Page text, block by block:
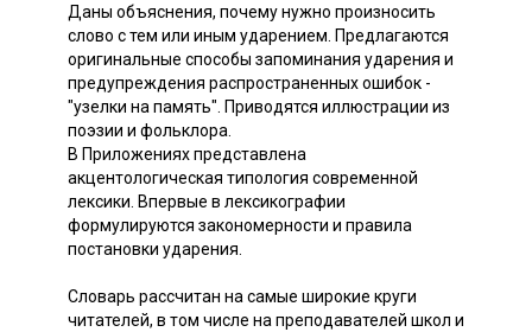
Даны объяснения, почему нужно произносить
слово с тем или иным ударением. Предлагаются
оригинальные способы запоминания ударения и
предупреждения распространенных ошибок -
"узелки на память". Приводятся иллюстрации из
поэзии и фольклора.
В Приложениях представлена
акцентологическая типология современной
лексики. Впервые в лексикографии
формулируются закономерности и правила
постановки ударения.
Словарь рассчитан на самые широкие круги
читателей, в том числе на преподавателей школ и